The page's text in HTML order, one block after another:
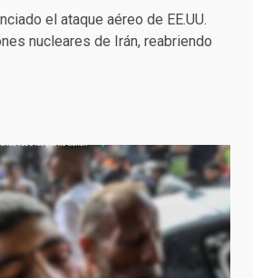
el ataque aéreo de EE.UU.
nucleares de Irán, reabriendo